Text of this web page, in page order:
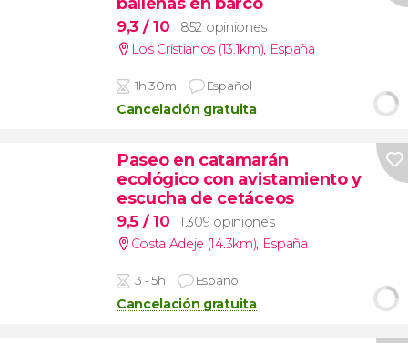
9,3 / 10
852 opiniones
Los Cristianos (13.1km), España
1h 30m Español
Cancelación gratuita
Paseo en catamarán
ecológico con avistamiento y
escucha de cetáceos
9,5 / 10
1.309 opiniones
Costa Adeje (14.3km), España
3 - 5h Español
Cancelación gratuita